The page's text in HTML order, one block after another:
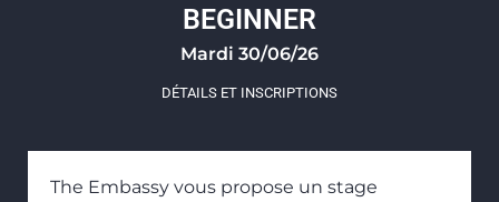
BEGINNER
Mardi 30/06/26
DÉTAILS ET INSCRIPTIONS
The Embassy vous propose un stage